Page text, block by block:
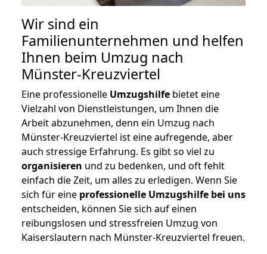
Wir sind ein
Familienunternehmen und helfen
Ihnen beim Umzug nach
Münster-Kreuzviertel
Eine professionelle Umzugshilfe bietet eine
Vielzahl von Dienstleistungen, um Ihnen die
Arbeit abzunehmen, denn ein Umzug nach
Münster-Kreuzviertel ist eine aufregende, aber
auch stressige Erfahrung. Es gibt so viel zu
organisieren und zu bedenken, und oft fehlt
einfach die Zeit, um alles zu erledigen. Wenn Sie
sich für eine professionelle Umzugshilfe bei uns
entscheiden, können Sie sich auf einen
reibungslosen und stressfreien Umzug von
Kaiserslautern nach Münster-Kreuzviertel freuen.